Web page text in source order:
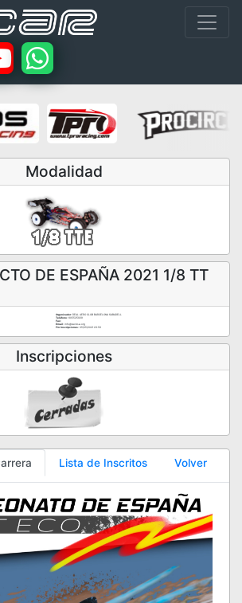
Modalidad
DE ESPAÑA 2021 1/8 TT
Organizador:
REAL AERO CLUB BARCELONA SABADELL
Teléfono:
605525929
Fax:
Email:
info@racbsa.org
Fin Inscripciones: 05/05/2021 23:59
Inscripciones
Lista de Inscritos Volver